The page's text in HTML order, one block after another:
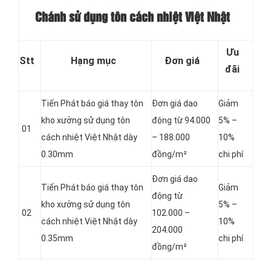
Chánh sử dụng tôn cách nhiệt Việt Nhật
Stt Hạng mục Đơn giá
Ưu
đãi
01
Tiến Phát báo giá thay tôn
kho xưởng sử dụng tôn
cách nhiệt Việt Nhật dày
0.30mm
Đơn giá dao
động từ 94.000
– 188.000
đồng/m²
Giảm
5% –
10%
chi phí
02
Tiến Phát báo giá thay tôn
kho xưởng sử dụng tôn
cách nhiệt Việt Nhật dày
0.35mm
Đơn giá dao
động từ
102.000 –
204.000
đồng/m²
Giảm
5% –
10%
chi phí